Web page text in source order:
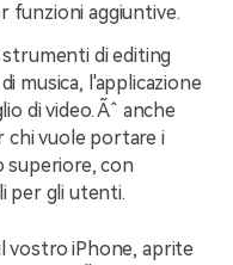
funzioni aggiuntive.
strumenti di editing
musica, l'applicazione
di video. Ãˆ anche
chi vuole portare i
superiore, con
per gli utenti.
vostro iPhone, aprite